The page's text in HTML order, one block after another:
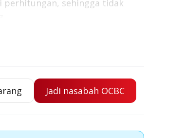
perhitungan, sehingga tidak
atau cabang Bank terdekat.
Jadi nasabah OCBC